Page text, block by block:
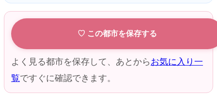
♡ この都市を保存する
よく見る都市を保存して、あとからお気に入り一
覧ですぐに確認できます。